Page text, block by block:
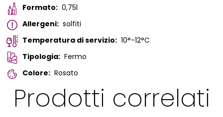
Formato: 0,75l
Allergeni: solfiti
Temperatura di servizio: 10°-12°C
Tipologia: Fermo
Colore: Rosato
Prodotti correlati